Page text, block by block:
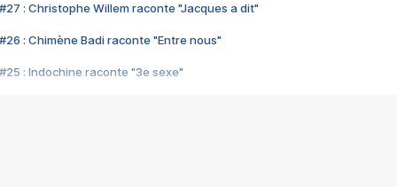
#27 : Christophe Willem raconte "Jacques a dit"
#26 : Chimène Badi raconte "Entre nous"
#25 : Indochine raconte "3e sexe"